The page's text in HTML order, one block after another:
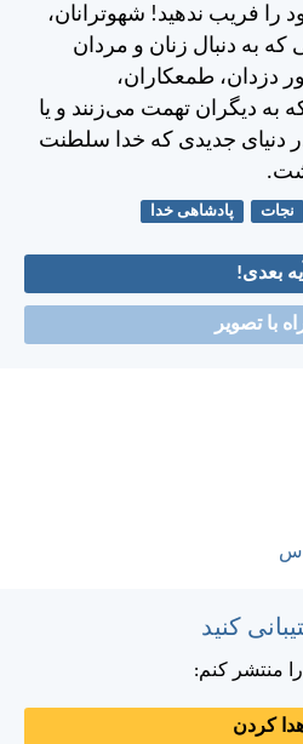
را فريب ندهيد! شهوترانان،
كه به دنبال زنان و مردان
دزدان، طمعكاران،
به ديگران تهمت می‌زنند و يا
دنيای جديدی كه خدا سلطنت
نجات پادشاهی خدا
آیه بعدی!
با تصویر
منتشر کنم:
کردن